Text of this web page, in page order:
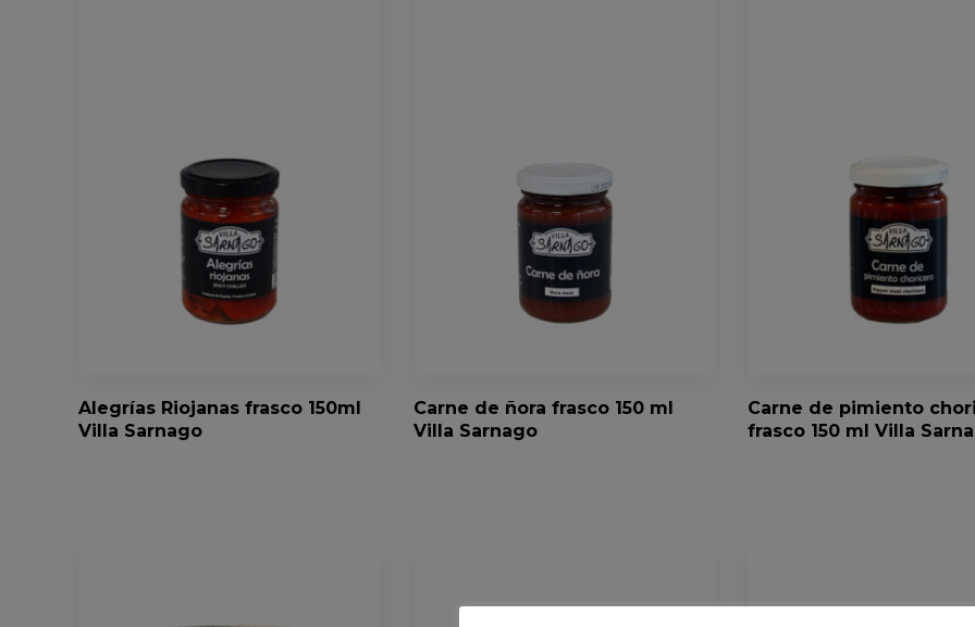
Alegrías Riojanas frasco 150ml
Villa Sarnago
Carne de ñora frasco 150 ml
Villa Sarnago
Carne de pimiento
frasco 150 ml Villa